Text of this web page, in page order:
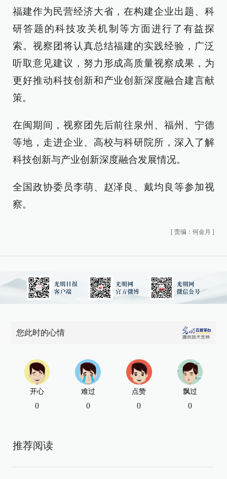
福建作为民营经济大省，在构建企业出题、科
研答题的科技攻关机制等方面进行了有益探
索。视察团将认真总结福建的实践经验，广泛
听取意见建议，努力形成高质量视察成果，为
更好推动科技创新和产业创新深度融合建言献
策。
在闽期间，视察团先后前往泉州、福州、宁德
等地，走进企业、高校与科研院所，深入了解
科技创新与产业创新深度融合发展情况。
全国政协委员李萌、赵泽良、戴均良等参加视
察。
[ 责编：何金月 ]
您此时的心情
开心
0
难过
0
点赞
0
飘过
0
推荐阅读